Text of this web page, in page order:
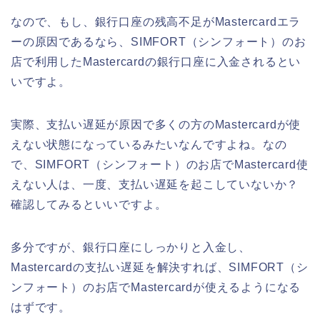
なので、もし、銀行口座の残高不足がMastercardエラ
ーの原因であるなら、SIMFORT（シンフォート）のお
店で利用したMastercardの銀行口座に入金されるとい
いですよ。
実際、支払い遅延が原因で多くの方のMastercardが使
えない状態になっているみたいなんですよね。なの
で、SIMFORT（シンフォート）のお店でMastercard使
えない人は、一度、支払い遅延を起こしていないか？
確認してみるといいですよ。
多分ですが、銀行口座にしっかりと入金し、
Mastercardの支払い遅延を解決すれば、SIMFORT（シ
ンフォート）のお店でMastercardが使えるようになる
はずです。